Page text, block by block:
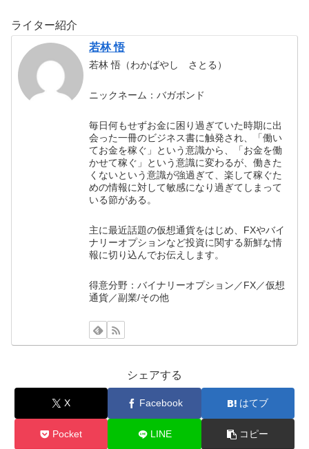
ライター紹介
若林 悟
若林 悟（わかばやし さとる）
ニックネーム：バガボンド
毎日何もせずお金に困り過ぎていた時期に出
会った一冊のビジネス書に触発され、「働い
てお金を稼ぐ」という意識から、「お金を働
かせて稼ぐ」という意識に変わるが、働きた
くないという意識が強過ぎて、楽して稼ぐた
めの情報に対して敏感になり過ぎてしまって
いる節がある。
主に最近話題の仮想通貨をはじめ、FXやバイ
ナリーオプションなど投資に関する新鮮な情
報に切り込んでお伝えします。
得意分野：バイナリーオプション／FX／仮想
通貨／副業/その他
シェアする
X Facebook はてブ
Pocket LINE コピー